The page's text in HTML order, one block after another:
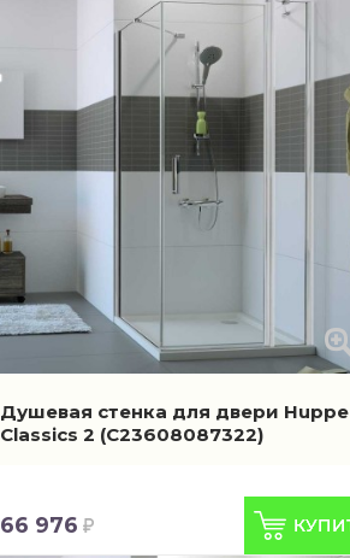
Душевая стенка для двери Huppe
Classics 2 (C23608087322)
66 976